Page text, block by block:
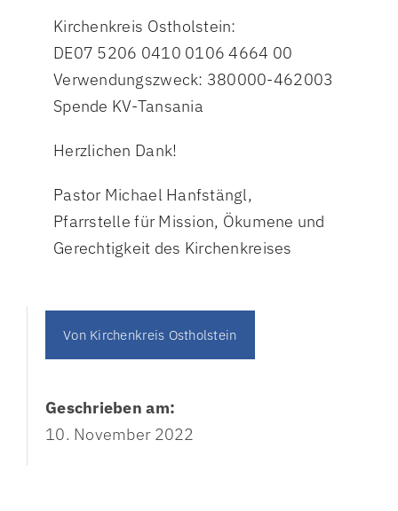
Kirchenkreis Ostholstein:
DE07 5206 0410 0106 4664 00
Verwendungszweck: 380000-462003
Spende KV-Tansania
Herzlichen Dank!
Pastor Michael Hanfstängl,
Pfarrstelle für Mission, Ökumene und
Gerechtigkeit des Kirchenkreises
Von Kirchenkreis Ostholstein
Geschrieben am:
10. November 2022